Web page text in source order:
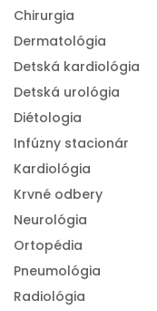
Chirurgia
Dermatológia
Detská kardiológia
Detská urológia
Diétologia
Infúzny stacionár
Kardiológia
Krvné odbery
Neurológia
Ortopédia
Pneumológia
Radiológia